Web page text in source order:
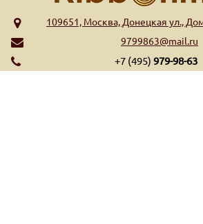
109651, Москва, Донецкая ул.,
9799863@mail.ru
+7 (495) 979-98-63